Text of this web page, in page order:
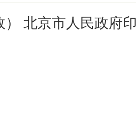
） 北京市人民政府